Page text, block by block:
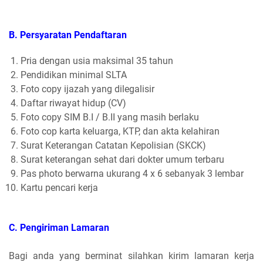
B. Persyaratan Pendaftaran
Pria dengan usia maksimal 35 tahun
Pendidikan minimal SLTA
Foto copy ijazah yang dilegalisir
Daftar riwayat hidup (CV)
Foto copy SIM B.I / B.II yang masih berlaku
Foto cop karta keluarga, KTP, dan akta kelahiran
Surat Keterangan Catatan Kepolisian (SKCK)
Surat keterangan sehat dari dokter umum terbaru
Pas photo berwarna ukurang 4 x 6 sebanyak 3 lembar
Kartu pencari kerja
C. Pengiriman Lamaran
Bagi anda yang berminat silahkan kirim lamaran kerja